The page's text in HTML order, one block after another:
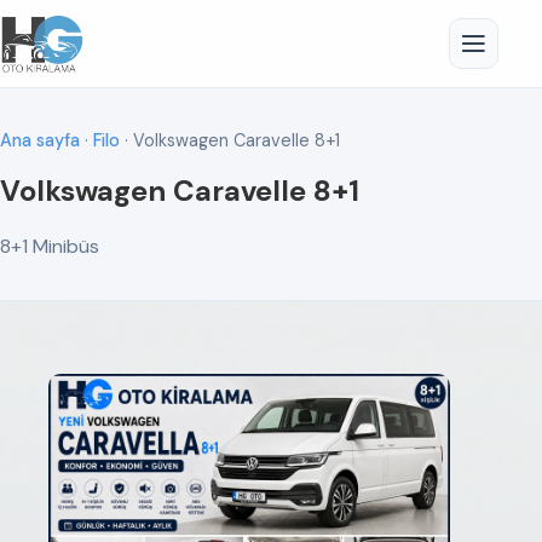
Ana sayfa · Filo · Volkswagen Caravelle 8+1
Volkswagen Caravelle 8+1
8+1 Minibüs